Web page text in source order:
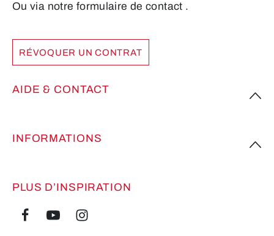
Ou via notre formulaire de contact .
RÉVOQUER UN CONTRAT
AIDE & CONTACT
INFORMATIONS
PLUS D’INSPIRATION